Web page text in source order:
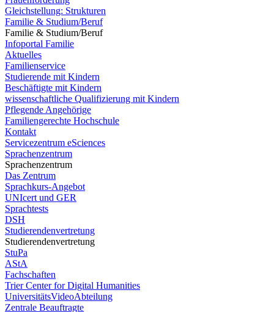
Gleichstellung: Strukturen
Familie & Studium/Beruf
Familie & Studium/Beruf
Infoportal Familie
Aktuelles
Familienservice
Studierende mit Kindern
Beschäftigte mit Kindern
wissenschaftliche Qualifizierung mit Kindern
Pflegende Angehörige
Familiengerechte Hochschule
Kontakt
Servicezentrum eSciences
Sprachenzentrum
Sprachenzentrum
Das Zentrum
Sprachkurs-Angebot
UNIcert und GER
Sprachtests
DSH
Studierendenvertretung
Studierendenvertretung
StuPa
AStA
Fachschaften
Trier Center for Digital Humanities
UniversitätsVideoAbteilung
Zentrale Beauftragte